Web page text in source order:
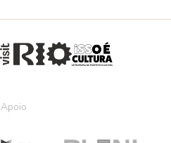
Apoio